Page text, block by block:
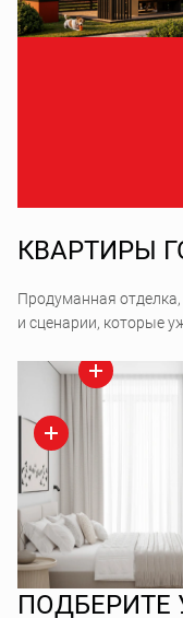
КВАРТИРЫ
Продуманная
и сценарии, которые
ПОДБЕРИТЕ